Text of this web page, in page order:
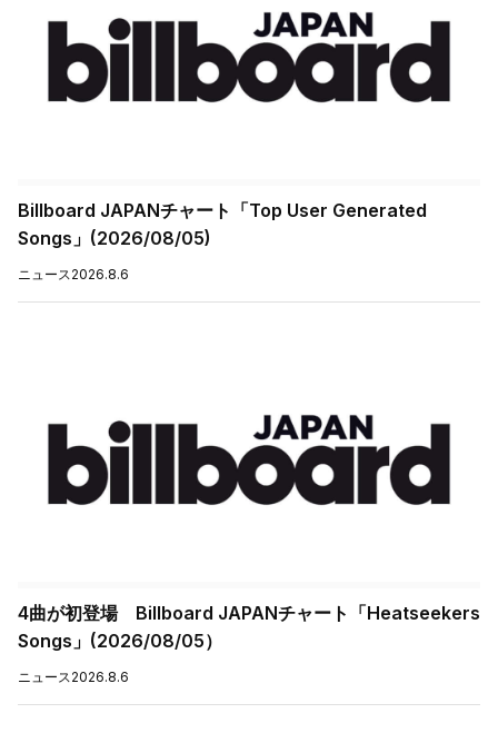
Billboard JAPANチャート「Top User Generated
Songs」(2026/08/05)
ニュース 2026.8.6
4曲が初登場 Billboard JAPANチャート「Heatseekers
Songs」(2026/08/05）
ニュース 2026.8.6